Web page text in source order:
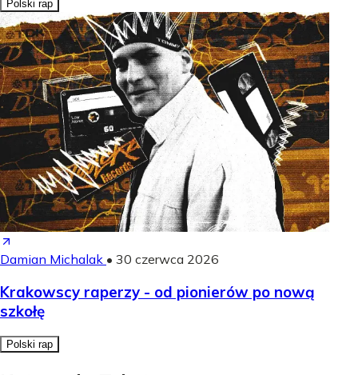
Polski rap
Damian Michalak • 30 czerwca 2026
Krakowscy raperzy - od pionierów po nową
szkołę
Polski rap